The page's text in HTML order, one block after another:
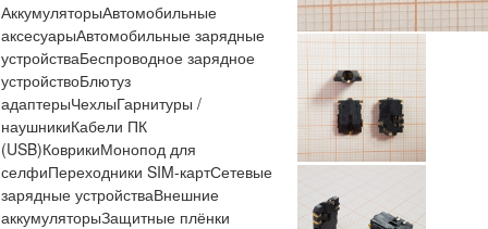
АккумуляторыАвтомобильные
аксесуарыАвтомобильные зарядные
устройстваБеспроводное зарядное
устройствоБлютуз
адаптерыЧехлыГарнитуры /
наушникиКабели ПК
(USB)КоврикиМонопод для
селфиПереходники SIM-картСетевые
зарядные устройстваВнешние
аккумуляторыЗащитные плёнки